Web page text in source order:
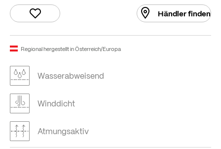
Händler finden
Regional hergestellt in Österreich/Europa
Wasserabweisend
Winddicht
Atmungsaktiv